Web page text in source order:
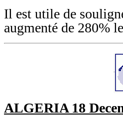
Il est utile de
augmenté de 280%
ALGERIA 18